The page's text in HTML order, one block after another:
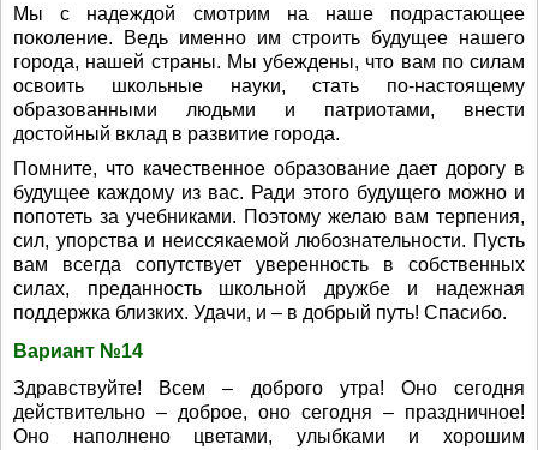
Мы с надеждой смотрим на наше подрастающее
поколение. Ведь именно им строить будущее нашего
города, нашей страны. Мы убеждены, что вам по силам
освоить школьные науки, стать по-настоящему
образованными людьми и патриотами, внести
достойный вклад в развитие города.
Помните, что качественное образование дает дорогу в
будущее каждому из вас. Ради этого будущего можно и
попотеть за учебниками. Поэтому желаю вам терпения,
сил, упорства и неиссякаемой любознательности. Пусть
вам всегда сопутствует уверенность в собственных
силах, преданность школьной дружбе и надежная
поддержка близких. Удачи, и – в добрый путь! Спасибо.
Вариант №14
Здравствуйте! Всем – доброго утра! Оно сегодня
действительно – доброе, оно сегодня – праздничное!
Оно наполнено цветами, улыбками и хорошим